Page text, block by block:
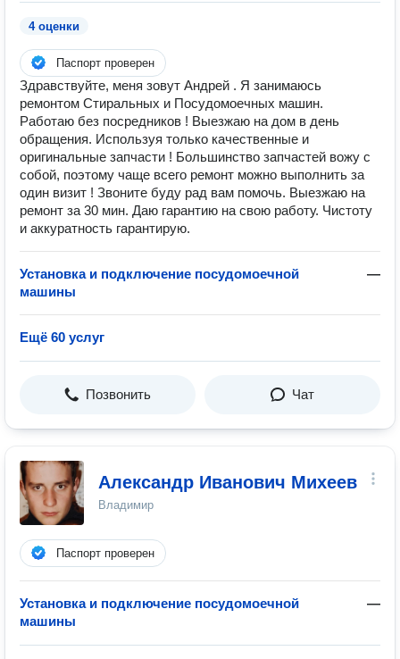
4 оценки
Паспорт проверен
Здравствуйте, меня зовут Андрей . Я занимаюсь
ремонтом Стиральных и Посудомоечных машин.
Работаю без посредников ! Выезжаю на дом в день
обращения. Используя только качественные и
оригинальные запчасти ! Большинство запчастей вожу с
собой, поэтому чаще всего ремонт можно выполнить за
один визит ! Звоните буду рад вам помочь. Выезжаю на
ремонт за 30 мин. Даю гарантию на свою работу. Чистоту
и аккуратность гарантирую.
Установка и подключение посудомоечной
машины
—
Ещё 60 услуг
Позвонить Чат
Александр Иванович Михеев
Владимир
Паспорт проверен
Установка и подключение посудомоечной
машины
—